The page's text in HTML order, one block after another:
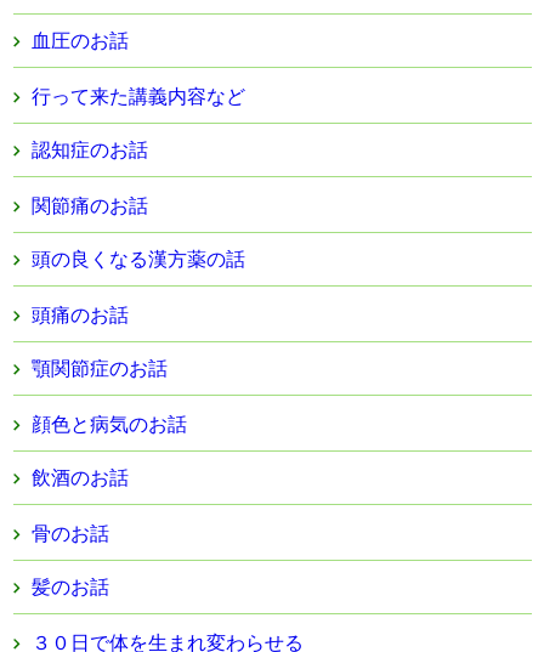
血圧のお話
行って来た講義内容など
認知症のお話
関節痛のお話
頭の良くなる漢方薬の話
頭痛のお話
顎関節症のお話
顔色と病気のお話
飲酒のお話
骨のお話
髪のお話
３０日で体を生まれ変わらせる